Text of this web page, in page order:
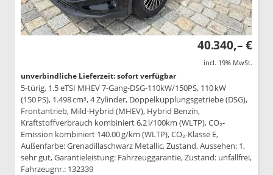
40.340,– €
incl. 19% MwSt.
unverbindliche Lieferzeit: sofort verfügbar
5-türig, 1.5 eTSI MHEV 7-Gang-DSG-110kW/150PS, 110 kW
(150 PS), 1.498 cm³, 4 Zylinder, Doppelkupplungsgetriebe (DSG),
Frontantrieb, Mild-Hybrid (MHEV), Hybrid Benzin,
Kraftstoffverbrauch kombiniert 6,2 l/100km (WLTP), CO₂-
Emission kombiniert 140.00 g/km (WLTP), CO₂-Klasse E,
Außenfarbe: Grenadillaschwarz Metallic, Zustand, Aussehen: 1,
sehr gut, Garantieleistung: Fahrzeuggarantie, Zustand: unfallfrei,
Fahrzeugnr.: 132339